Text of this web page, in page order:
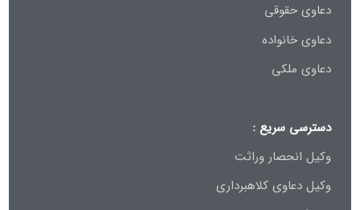
دعاوی حقوقی
دعاوی خانواده
دعاوی ملکی
دسترسی سریع :
وکیل انحصار وراثت
وکیل دعاوی کلاهبرداری